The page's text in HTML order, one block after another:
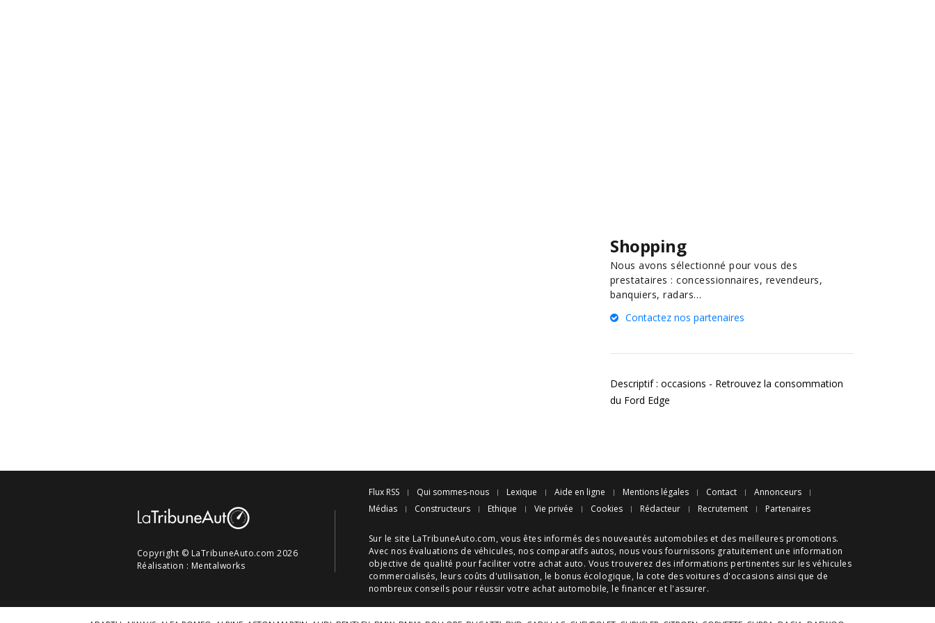
Shopping
Nous avons sélectionné pour vous des
prestataires : concessionnaires, revendeurs,
banquiers, radars…
Contactez nos partenaires
Descriptif : occasions - Retrouvez la consommation
du Ford Edge
Copyright © LaTribuneAuto.com 2026
Réalisation : Mentalworks
Flux RSS Qui sommes-nous Lexique Aide en ligne Mentions légales Contact
Annonceurs
Médias
Constructeurs Ethique Vie privée Cookies Rédacteur Recrutement Partenaires
Sur le site LaTribuneAuto.com, vous êtes informés des nouveautés automobiles et des meilleures promotions.
Avec nos évaluations de véhicules, nos comparatifs autos, nous vous fournissons gratuitement une information
objective de qualité pour faciliter votre achat auto. Vous trouverez des informations pertinentes sur les véhicules
commercialisés, leurs coûts d'utilisation, le bonus écologique, la cote des voitures d'occasions ainsi que de
nombreux conseils pour réussir votre achat automobile, le financer et l'assurer.